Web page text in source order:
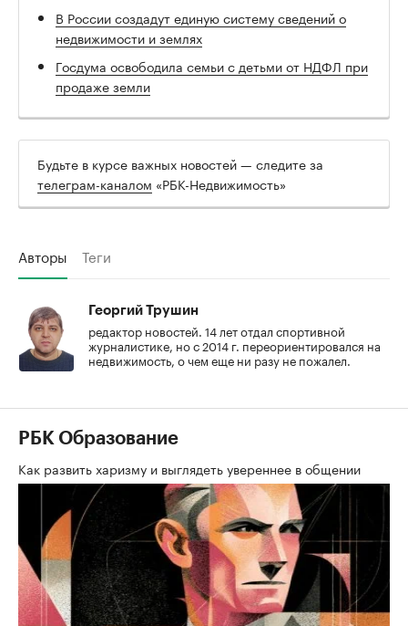
В России создадут единую систему сведений о
недвижимости и землях
Госдума освободила семьи с детьми от НДФЛ при
продаже земли
Будьте в курсе важных новостей — следите за
телеграм-каналом «РБК-Недвижимость»
Авторы Теги
Георгий Трушин
редактор новостей. 14 лет отдал спортивной
журналистике, но с 2014 г. переориентировался на
недвижимость, о чем еще ни разу не пожалел.
РБК Образование
Как развить харизму и выглядеть увереннее в общении